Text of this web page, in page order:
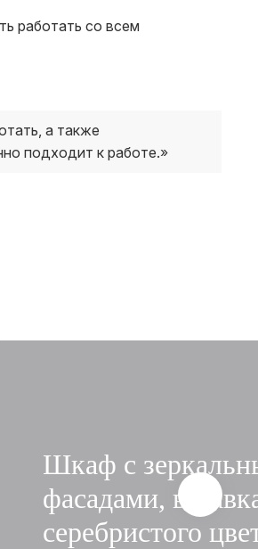
работать со всем
а также
подходит к работе.»
Шкаф с
фасадами,
серебристого